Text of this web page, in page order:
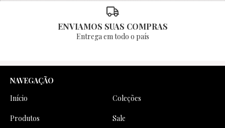
ENVIAMOS SUAS COMPRAS
Entrega em todo o país
NAVEGAÇÃO
Início
Coleções
Produtos Sale